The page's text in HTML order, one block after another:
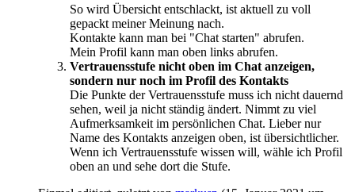
So wird Übersicht entschlackt, ist aktuell zu voll
gepackt meiner Meinung nach.
Kontakte kann man bei "Chat starten" abrufen.
Mein Profil kann man oben links abrufen.
Vertrauensstufe nicht oben im Chat anzeigen,
sondern nur noch im Profil des Kontakts
Die Punkte der Vertrauensstufe muss ich nicht dauernd
sehen, weil ja nicht ständig ändert. Nimmt zu viel
Aufmerksamkeit im persönlichen Chat. Lieber nur
Name des Kontakts anzeigen oben, ist übersichtlicher.
Wenn ich Vertrauensstufe wissen will, wähle ich Profil
oben an und sehe dort die Stufe.